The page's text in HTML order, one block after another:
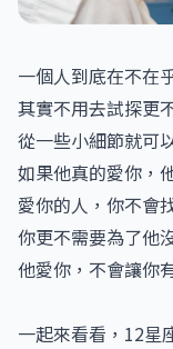
一個人到底在不在
其實不用去試探更
從一些小細節就可
如果他真的愛你，
愛你的人，你不會
你更不需要為了他
他愛你，不會讓你
一起來看看，12星